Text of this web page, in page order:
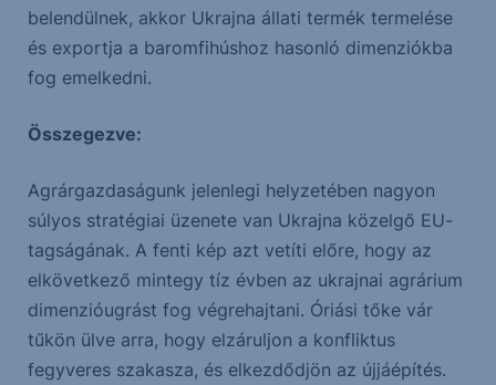
belendülnek, akkor Ukrajna állati termék termelése
és exportja a baromfihúshoz hasonló dimenziókba
fog emelkedni.
Összegezve:
Agrárgazdaságunk jelenlegi helyzetében nagyon
súlyos stratégiai üzenete van Ukrajna közelgő EU-
tagságának. A fenti kép azt vetíti előre, hogy az
elkövetkező mintegy tíz évben az ukrajnai agrárium
dimenzióugrást fog végrehajtani. Óriási tőke vár
tűkön ülve arra, hogy elzáruljon a konfliktus
fegyveres szakasza, és elkezdődjön az újjáépítés.